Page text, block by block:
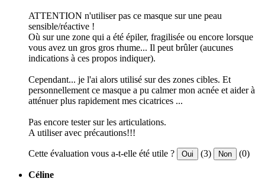
ATTENTION n'utiliser pas ce masque sur une peau
sensible/réactive !
Où sur une zone qui a été épiler, fragilisée ou encore lorsque
vous avez un gros gros rhume... Il peut brûler (aucunes
indications à ces propos indiquer).
Cependant... je l'ai alors utilisé sur des zones cibles. Et
personnellement ce masque a pu calmer mon acnée et aider à
atténuer plus rapidement mes cicatrices ...
Pas encore tester sur les articulations.
A utiliser avec précautions!!!
Cette évaluation vous a-t-elle été utile ? Oui (3) Non (0)
Céline